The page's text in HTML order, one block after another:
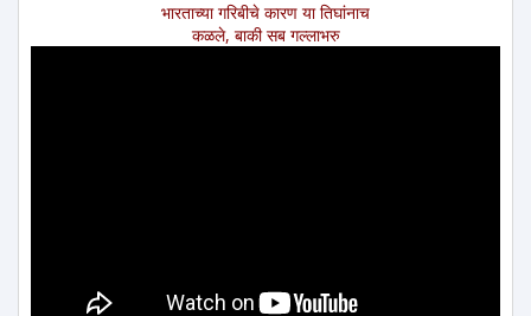
भारताच्या गरिबीचे कारण या तिघांनाच
कळले, बाकी सब गल्लाभरु